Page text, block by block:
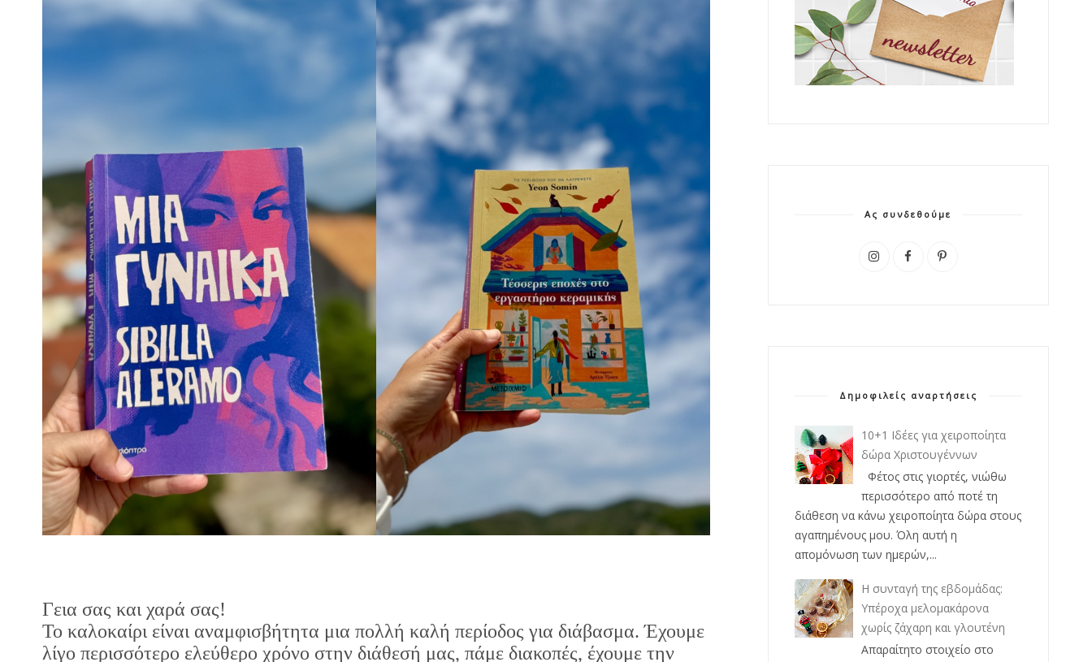
Γεια σας και χαρά σας!
Το καλοκαίρι είναι αναμφισβήτητα μια πολλή καλή περίοδος για διάβασμα. Έχουμε
λίγο περισσότερο ελεύθερο χρόνο στην διάθεσή μας, πάμε διακοπές, έχουμε την
Ας συνδεθούμε
Δημοφιλείς αναρτήσεις
10+1 Ιδέες για χειροποίητα
δώρα Χριστουγέννων
Φέτος στις γιορτές, νιώθω
περισσότερο από ποτέ τη
διάθεση να κάνω χειροποίητα δώρα στους
αγαπημένους μου. Όλη αυτή η
απομόνωση των ημερών,...
Η συνταγή της εβδομάδας:
Υπέροχα μελομακάρονα
χωρίς ζάχαρη και γλουτένη
Απαραίτητο στοιχείο στο